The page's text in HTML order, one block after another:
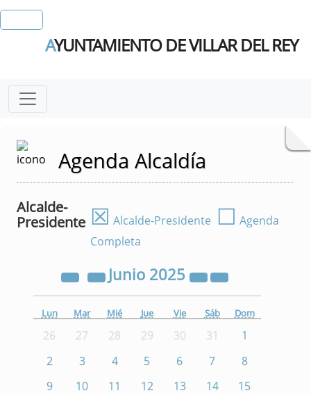
AYUNTAMIENTO DE VILLAR DEL REY
Agenda Alcaldía
Alcalde-
Presidente ☒ Alcalde-Presidente ☐ Agenda
Completa
Junio 2025
Lun Mar Mié Jue Vie Sáb Dom
26 27 28 29 30 31
1
2
3 4 5 6 7
8
9
10 11 12 13 14
15